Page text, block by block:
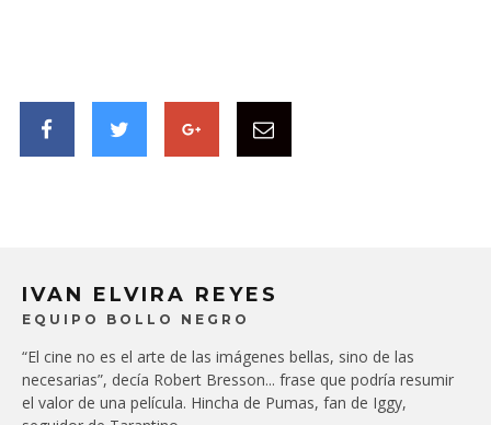
IVAN ELVIRA REYES
EQUIPO BOLLO NEGRO
“El cine no es el arte de las imágenes bellas, sino de las
necesarias”, decía Robert Bresson... frase que podría resumir
el valor de una película. Hincha de Pumas, fan de Iggy,